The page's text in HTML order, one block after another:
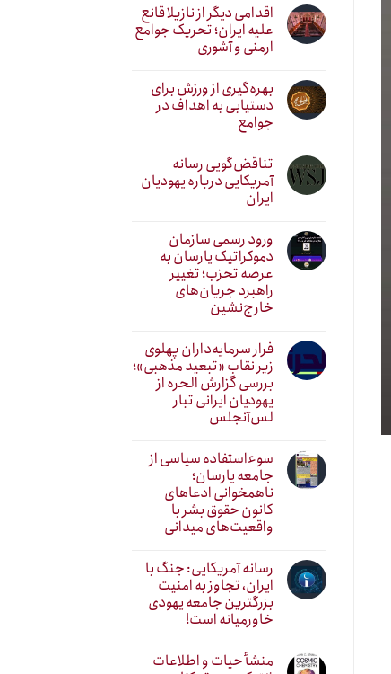
اقدامی دیگر از نازیلا قانع
علیه ایران؛ تحریک جوامع
ارمنی و آشوری
بهره‌گیری از ورزش برای
دستیابی به اهداف در
جوامع
تناقض‌گویی رسانه
آمریکایی درباره یهودیان
ایران
ورود رسمی سازمان
دموکراتیک یارسان به
عرصه تحزب؛ تغییر
راهبرد جریان‌های
خارج‌نشین
فرار سرمایه‌داران پهلوی
زیر نقابِ «تبعید مذهبی»؛
بررسی گزارش الحره از
یهودیان ایرانی تبار
لس‌آنجلس
سوءاستفاده سیاسی از
جامعه یارسان؛
ناهمخوانی ادعاهای
کانون حقوق بشر با
واقعیت‌های میدانی
رسانه آمریکایی: جنگ با
ایران، تجاوز به امنیت
بزرگترین جامعه یهودی
خاورمیانه است!
منشأ حیات و اطلاعات